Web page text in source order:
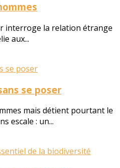
interroge la relation étrange
aux...
se poser
mais détient pourtant le
escale : un...